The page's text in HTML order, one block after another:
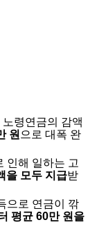
령연금의 감액
원 으로 대폭 완
인해 일하는 고
을 모두 지급받
으로 연금이 깎
평균 60만 원을